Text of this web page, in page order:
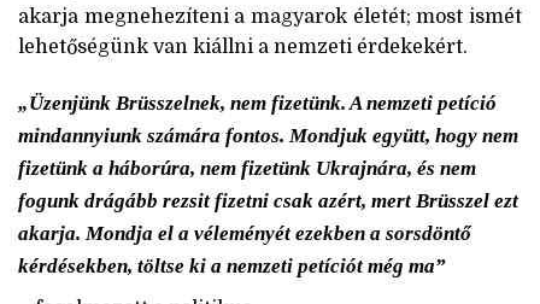
akarja megnehezíteni a magyarok életét; most ismét
lehetőségünk van kiállni a nemzeti érdekekért.
„Üzenjünk Brüsszelnek, nem fizetünk. A nemzeti petíció
mindannyiunk számára fontos. Mondjuk együtt, hogy nem
fizetünk a háborúra, nem fizetünk Ukrajnára, és nem
fogunk drágább rezsit fizetni csak azért, mert Brüsszel ezt
akarja. Mondja el a véleményét ezekben a sorsdöntő
kérdésekben, töltse ki a nemzeti petíciót még ma”